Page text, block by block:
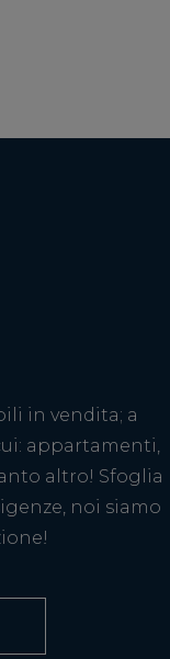
in vendita; a
appartamenti,
altro! Sfoglia
noi siamo